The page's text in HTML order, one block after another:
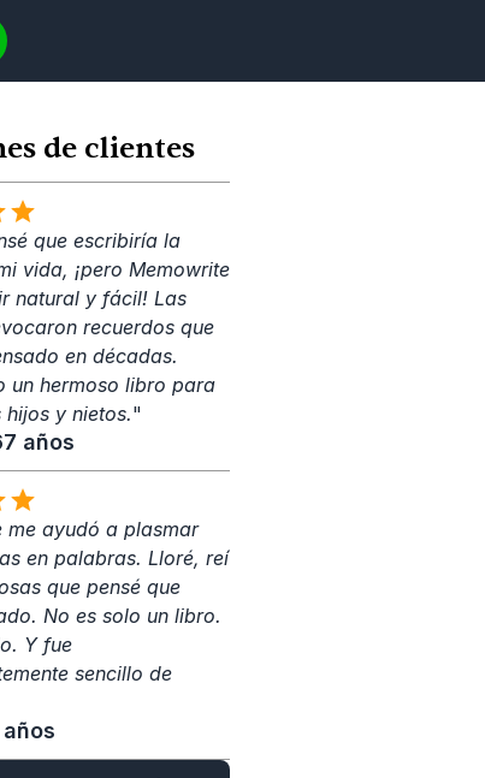
de clientes
que escribiría la
vida, ¡pero Memowrite
natural y fácil! Las
recuerdos que
en décadas.
un hermoso libro para
y nietos."
años
me ayudó a plasmar
en palabras. Lloré, reí
que pensé que
No es solo un libro.
Y fue
sencillo de